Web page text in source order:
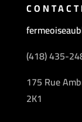
(418) 435-
175 Rue
2K1